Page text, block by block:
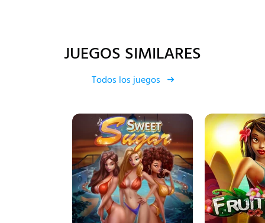
JUEGOS SIMILARES
Todos los juegos